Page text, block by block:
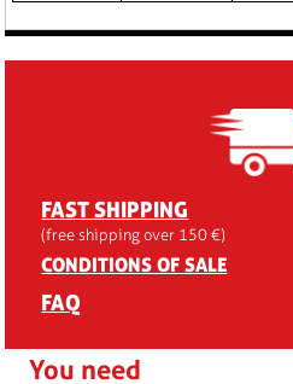
FAST SHIPPING
(free shipping over 150 €)
CONDITIONS OF SALE
FAQ
You need